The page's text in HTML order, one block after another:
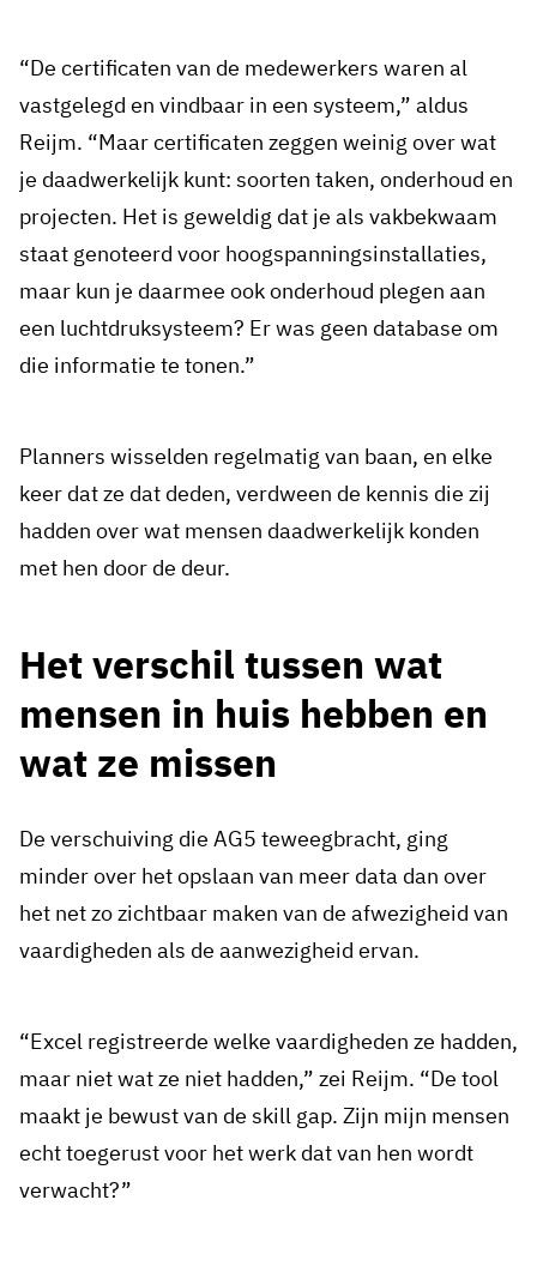
“De certificaten van de medewerkers waren al
vastgelegd en vindbaar in een systeem,” aldus
Reijm. “Maar certificaten zeggen weinig over wat
je daadwerkelijk kunt: soorten taken, onderhoud en
projecten. Het is geweldig dat je als vakbekwaam
staat genoteerd voor hoogspanningsinstallaties,
maar kun je daarmee ook onderhoud plegen aan
een luchtdruksysteem? Er was geen database om
die informatie te tonen.”
Planners wisselden regelmatig van baan, en elke
keer dat ze dat deden, verdween de kennis die zij
hadden over wat mensen daadwerkelijk konden
met hen door de deur.
Het verschil tussen wat
mensen in huis hebben en
wat ze missen
De verschuiving die AG5 teweegbracht, ging
minder over het opslaan van meer data dan over
het net zo zichtbaar maken van de afwezigheid van
vaardigheden als de aanwezigheid ervan.
“Excel registreerde welke vaardigheden ze hadden,
maar niet wat ze niet hadden,” zei Reijm. “De tool
maakt je bewust van de skill gap. Zijn mijn mensen
echt toegerust voor het werk dat van hen wordt
verwacht?”